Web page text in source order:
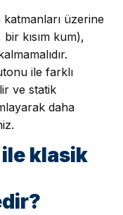
üzerine
kısım kum),
ile farklı
ve statik
daha
klasik